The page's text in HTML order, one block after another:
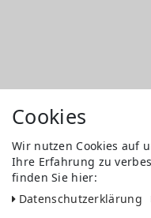
Cookies
Wir nutzen Cookies auf
Ihre Erfahrung zu
finden Sie hier:
Daten­schutz­erklärung